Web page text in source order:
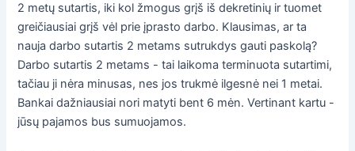
2 metų sutartis, iki kol žmogus grįš iš dekretinių ir tuomet
greičiausiai grįš vėl prie įprasto darbo. Klausimas, ar ta
nauja darbo sutartis 2 metams sutrukdys gauti paskolą?
Darbo sutartis 2 metams - tai laikoma terminuota sutartimi,
tačiau ji nėra minusas, nes jos trukmė ilgesnė nei 1 metai.
Bankai dažniausiai nori matyti bent 6 mėn. Vertinant kartu -
jūsų pajamos bus sumuojamos.